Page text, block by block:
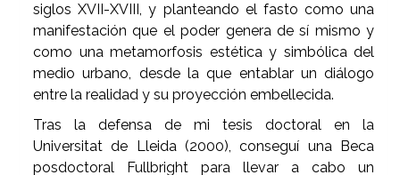
siglos XVII-XVIII, y planteando el fasto como una
manifestación que el poder genera de sí mismo y
como una metamorfosis estética y simbólica del
medio urbano, desde la que entablar un diálogo
entre la realidad y su proyección embellecida.
Tras la defensa de mi tesis doctoral en la
Universitat de Lleida (2000), conseguí una Beca
posdoctoral Fullbright para llevar a cabo un